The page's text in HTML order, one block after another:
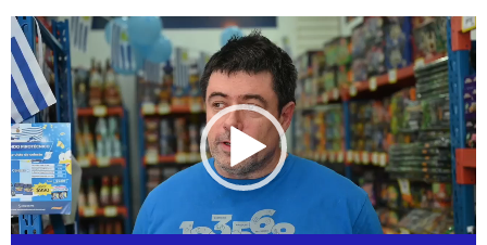
Reproductor
de
vídeo